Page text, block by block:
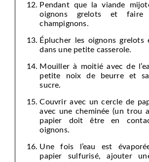
Pendant que la viande
oignons grelots et faire
champignons.
Éplucher les oignons grelots
dans une petite casserole.
Mouiller à moitié avec de
petite noix de beurre et
sucre.
Couvrir avec un cercle de
avec une cheminée (un trou
papier doit être en
oignons.
Une fois l’eau est
papier sulfurisé, ajouter